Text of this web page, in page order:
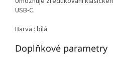
USB-C.
Barva : bílá
Doplňkové parametry